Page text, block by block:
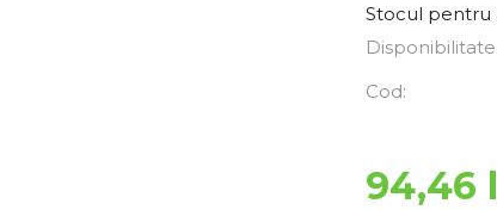
Stocul pentru
Disponibilitate
Cod:
94,46